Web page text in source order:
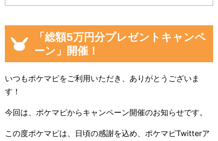
「総額5万円分プレゼントキャンペ
ーン」開催！
いつもポケマピをご利用いただき、ありがとうございま
す！
今回は、ポケマピからキャンペーン開催のお知らせです。
この度ポケマピは、日頃の感謝を込め、ポケマピTwitterア